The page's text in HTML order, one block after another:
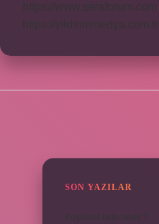
https://www.seraforum.com
https://yildirimmedya.com.tr
SON YAZILAR